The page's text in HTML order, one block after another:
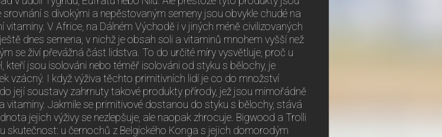
srovnání s divokými a nepěstovaným semeny jsou obvykle chudé na
vitaminy. V Africe, na Dálném Východě i v jiných méně civilizovaných
dnes semena, v nichž je obsah soli a vitaminů mnohem vyšší než
se živí převážná část lidstva. To do určité míry vysvětluje, proč u
kteří jsou isolováni nebo téměř isolováni od styku s bělochy, je
vzácný. I když výživa těchto primitivních lidí je co do množství
její soustavy zahrnuty takové produkty přírody, jež jsou mimořádně
vitaminy. Jakmile se primitivové dostanou do styku s bělochy, stává
jejich výživy se nezlepšuje, ale naopak zhrocuje. Bigwood a Trolli
skutečnost: u černochů z Belgického Konga s jejich domorodým